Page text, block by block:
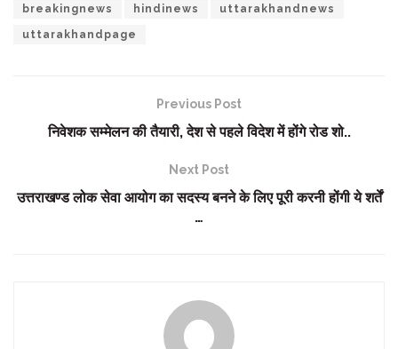
breakingnews hindinews uttarakhandnews
uttarakhandpage
Previous Post
निवेशक सम्मेलन की तैयारी, देश से पहले विदेश में होंगे रोड शो..
Next Post
उत्तराखण्ड लोक सेवा आयोग का सदस्य बनने के लिए पूरी करनी होंगी ये शर्तें
…